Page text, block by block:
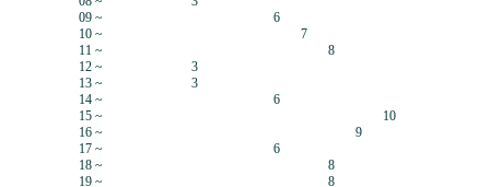
09 ~
6
10 ~
7
11 ~
8
12 ~
3
13 ~
3
14 ~
6
15 ~
10
16 ~
9
17 ~
6
18 ~
8
19 ~
8